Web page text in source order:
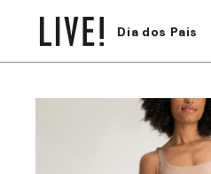
Dia dos Pais